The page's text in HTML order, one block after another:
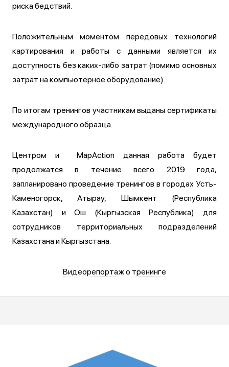
риска бедствий.
Положительным моментом передовых технологий
картирования и работы с данными является их
доступность без каких-либо затрат (помимо основных
затрат на компьютерное оборудование).
По итогам тренингов участникам выданы сертификаты
международного образца.
Центром и MapAction данная работа будет
продолжатся в течение всего 2019 года,
запланировано проведение тренингов в городах Усть-
Каменогорск, Атырау, Шымкент (Республика
Казахстан) и Ош (Кыргызская Республика) для
сотрудников территориальных подразделений
Казахстана и Кыргызстана.
Видеорепортаж о тренинге